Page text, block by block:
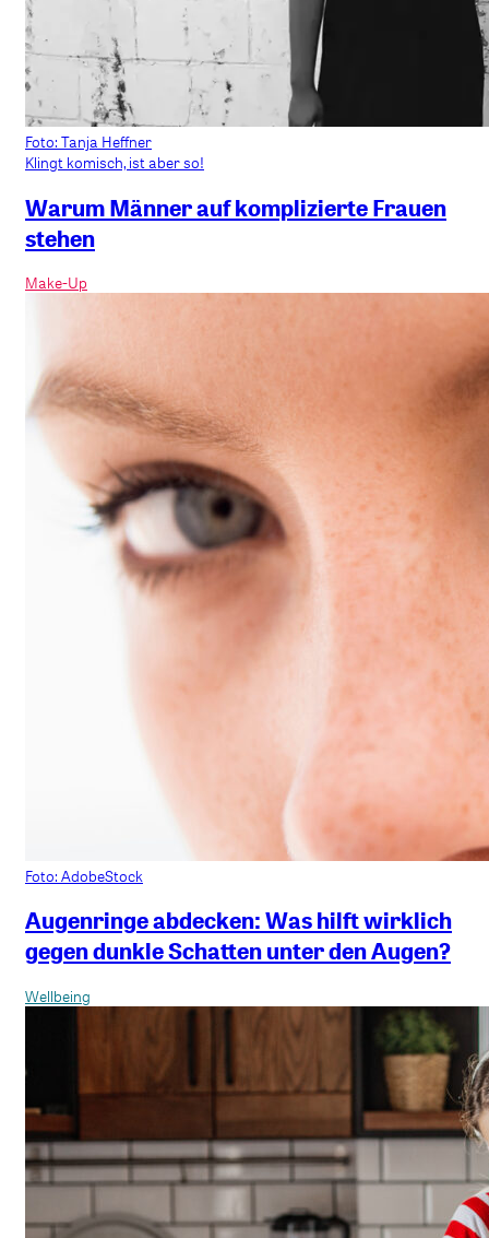
Foto: Tanja Heffner
Klingt komisch, ist aber so!
Warum Männer auf komplizierte Frauen
stehen
Make-Up
Foto: AdobeStock
Augenringe abdecken: Was hilft wirklich
gegen dunkle Schatten unter den Augen?
Wellbeing